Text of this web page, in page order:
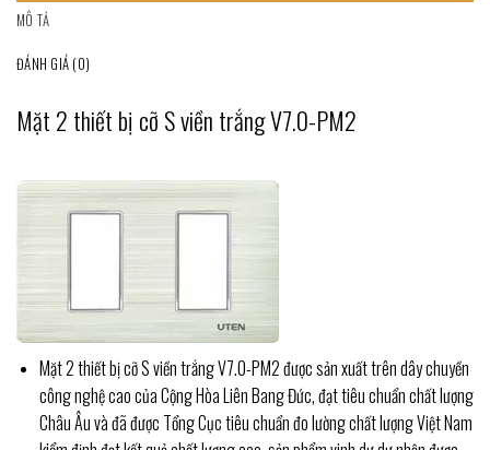
MÔ TẢ
ĐÁNH GIÁ (0)
Mặt 2 thiết bị cỡ S viền trắng V7.0-PM2
Mặt 2 thiết bị cỡ S viền trắng V7.0-PM2 được sản xuất trên dây chuyền
công nghệ cao của Cộng Hòa Liên Bang Đức, đạt tiêu chuẩn chất lượng
Châu Âu và đã được Tổng Cục tiêu chuẩn đo lường chất lượng Việt Nam